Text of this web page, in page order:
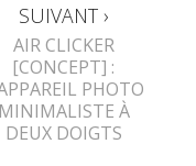
SUIVANT ›
AIR CLICKER
[CONCEPT] :
PHOTO
MINIMALISTE À
DEUX DOIGTS